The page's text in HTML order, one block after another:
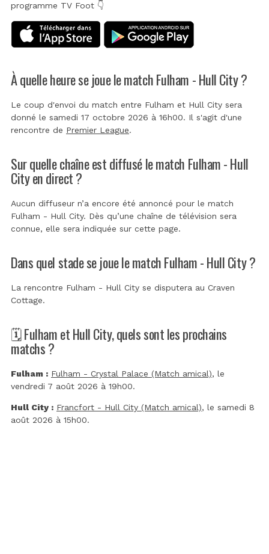
programme TV Foot 👇
À quelle heure se joue le match Fulham - Hull City ?
Le coup d'envoi du match entre Fulham et Hull City sera
donné le samedi 17 octobre 2026 à 16h00. Il s'agit d'une
rencontre de Premier League.
Sur quelle chaîne est diffusé le match Fulham - Hull
City en direct ?
Aucun diffuseur n’a encore été annoncé pour le match
Fulham - Hull City. Dès qu’une chaîne de télévision sera
connue, elle sera indiquée sur cette page.
Dans quel stade se joue le match Fulham - Hull City ?
La rencontre Fulham - Hull City se disputera au Craven
Cottage.
🗓️ Fulham et Hull City, quels sont les prochains
matchs ?
Fulham : Fulham - Crystal Palace (Match amical), le
vendredi 7 août 2026 à 19h00.
Hull City : Francfort - Hull City (Match amical), le samedi 8
août 2026 à 15h00.